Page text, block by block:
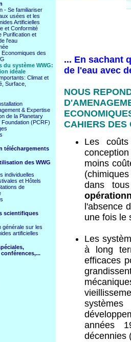
- Se familiariser
usées et les
Artificielles
et Conformité
Purification et
l'eau
des
du système WWG:
idéale
Climat et
Surface,
& Expertise
de la Planetary
Foundation (PCRF)
téléchargements
des WWG
individuelles
et Hôtels
de
scientifiques
générale sur les
artificielles
... En sachant
de l'eau avec
NOUS
CAHIERS DES
Les
moins
dans
l'absence
une fois le
Les
à long
efficaces
années
décennies